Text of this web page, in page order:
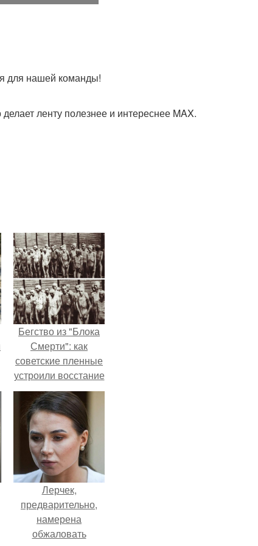
для нашей команды!
ленту полезнее и интереснее MAX.
Бегство из "Блока
Смерти": как
советские пленные
устроили восстание
в концлагере.
Лерчек,
предварительно,
намерена
обжаловать